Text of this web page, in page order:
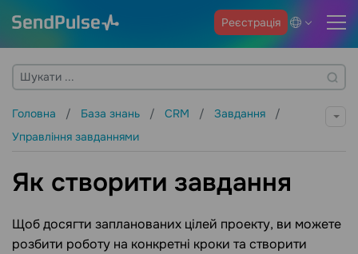
Реєстрація
Головна База знань CRM
Завдання
Управління завданнями
Як створити завдання
Щоб досягти запланованих цілей проекту, ви можете
розбити роботу на конкретні кроки та створити